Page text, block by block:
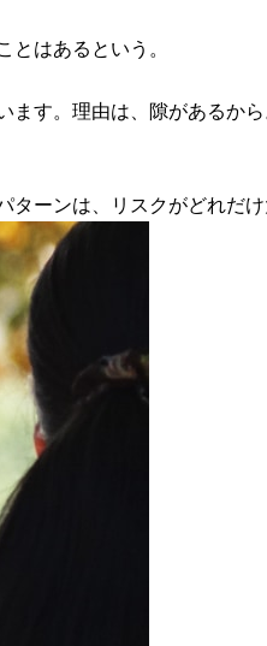
はあるという。
ます。理由は、隙がある
ーンは、リスクがどれだ